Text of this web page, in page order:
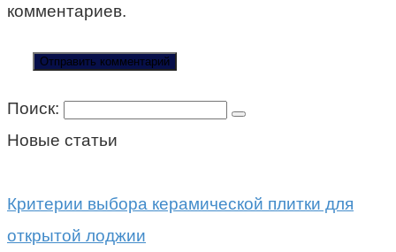
комментариев.
Поиск:
Новые статьи
Критерии выбора керамической плитки для
открытой лоджии